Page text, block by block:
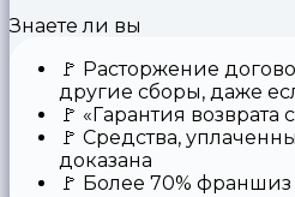
Знаете ли вы
🚩 Расторжение
другие сборы, даже
🚩 «Гарантия возврата
🚩 Средства,
доказана
🚩 Более 70% франшиз